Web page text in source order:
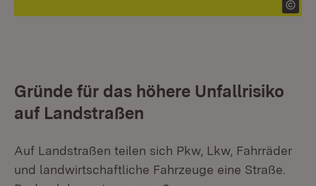
Gründe für das höhere Unfallrisiko
auf Landstraßen
Auf Landstraßen teilen sich Pkw, Lkw, Fahrräder
und landwirtschaftliche Fahrzeuge eine Straße.